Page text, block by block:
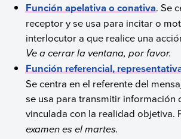
Función apelativa o conativa. Se
receptor y se usa para incitar o
interlocutor a que realice una
Ve a cerrar la ventana, por favor.
Función referencial,
Se centra en el referente del
se usa para transmitir información
vinculada con la realidad objetiva.
examen es el martes.